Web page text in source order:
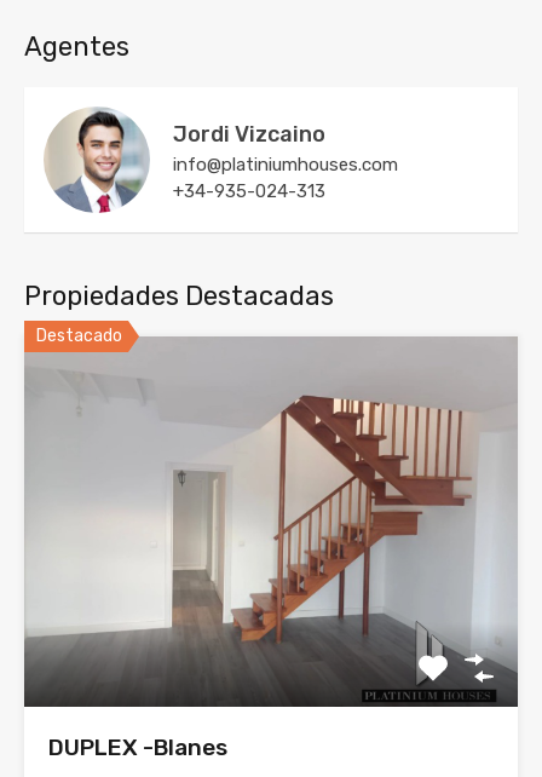
Agentes
Jordi Vizcaino
info@platiniumhouses.com
+34-935-024-313
Propiedades Destacadas
Destacado
DUPLEX -Blanes